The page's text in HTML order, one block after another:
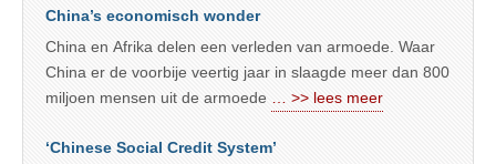
China’s economisch wonder
China en Afrika delen een verleden van armoede. Waar
China er de voorbije veertig jaar in slaagde meer dan 800
miljoen mensen uit de armoede
… >> lees meer
‘Chinese Social Credit System’